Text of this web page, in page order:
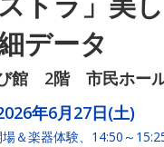
データ
館 2階 市民ホー
年6月27日(土)
＆楽器体験、14:50～